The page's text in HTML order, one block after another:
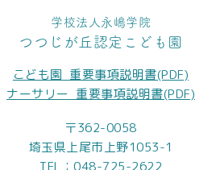
学校法人永嶋学院
つつじが丘認定こども園
こども園_重要事項説明書(PDF)
ナーサリー_重要事項説明書(PDF)
〒362-0058
埼玉県上尾市上野1053-1
TEL： 048-725-2622